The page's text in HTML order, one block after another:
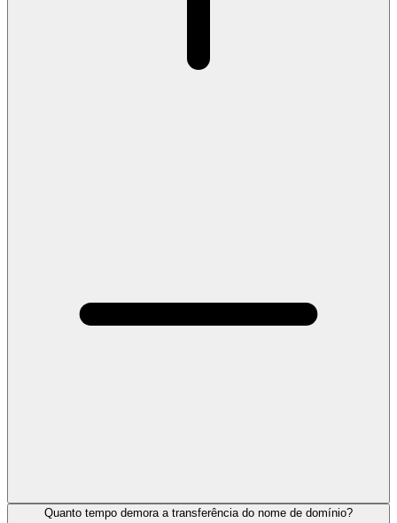
Quanto tempo demora a transferência do nome de domínio?